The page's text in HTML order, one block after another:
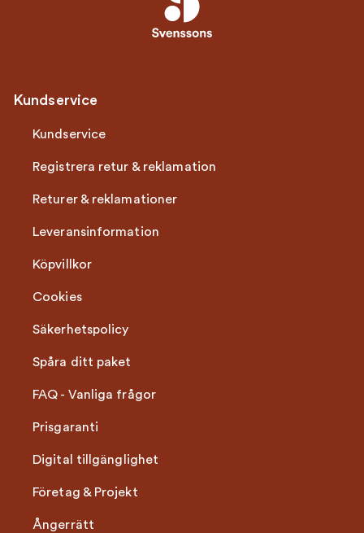
Kundservice
Kundservice
Registrera retur & reklamation
Returer & reklamationer
Leveransinformation
Köpvillkor
Cookies
Säkerhetspolicy
Spåra ditt paket
FAQ - Vanliga frågor
Prisgaranti
Digital tillgänglighet
Företag & Projekt
Ångerrätt